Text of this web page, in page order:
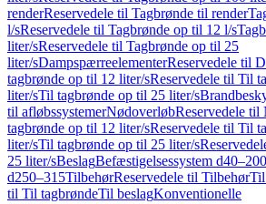
renderReservedele til Tagbrønde til render
l/sReservedele til Tagbrønde op til 12 l/s
liter/sReservedele til Tagbrønde op til 25
liter/sDampspærreelementerReservedele til
tagbrønde op til 12 liter/sReservedele til Til
liter/sTil tagbrønde op til 25 liter/s
til afløbssystemerNødoverløbReservedele til
tagbrønde op til 12 liter/sReservedele til Til
liter/sTil tagbrønde op til 25 liter/s
25 liter/sBeslagBefæstigelsessystem d40–200
d250–315TilbehørReservedele til TilbehørTil
til Til tagbrøndeTil beslagKonventionelle